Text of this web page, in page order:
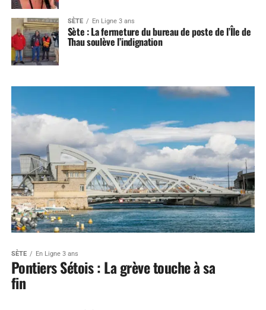
SÈTE En Ligne 3 ans
Sète : La fermeture du bureau de poste de l’Île de
Thau soulève l’indignation
SÈTE En Ligne 3 ans
Pontiers Sétois : La grève touche à sa
fin